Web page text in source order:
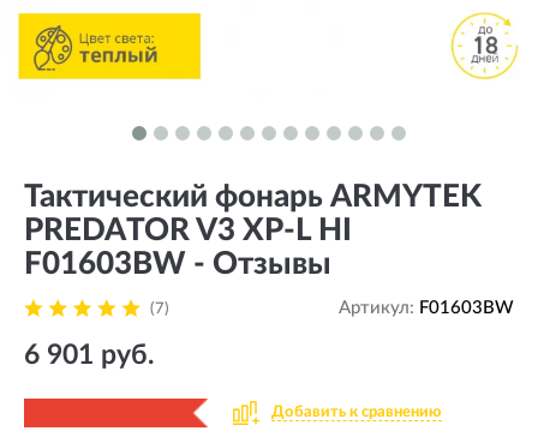
Тактический фонарь ARMYTEK
PREDATOR V3 XP-L HI
F01603BW - Отзывы
(7) Артикул: F01603BW
6 901 руб.
Добавить к сравнению